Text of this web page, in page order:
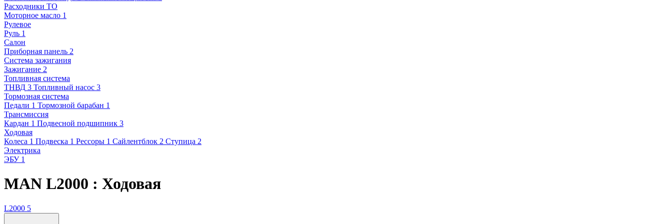
Расходники ТО
Моторное масло 1
Рулевое
Руль 1
Салон
Приборная панель 2
Система зажигания
Зажигание 2
Топливная система
ТНВД 3 Топливный насос 3
Тормозная система
Педали 1 Тормозной барабан 1
Трансмиссия
Кардан 1 Подвесной подшипник 3
Ходовая
Колеса 1 Подвеска 1 Рессоры 1 Сайлентблок 2 Ступица 2
Электрика
ЭБУ 1
MAN L2000 : Ходовая
L2000 5